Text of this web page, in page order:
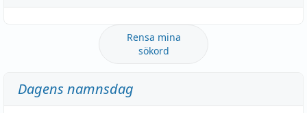
Rensa mina
sökord
Dagens namnsdag